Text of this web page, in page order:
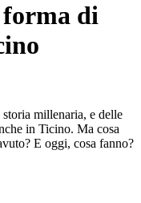
di
millenaria, e delle
in Ticino. Ma cosa
E oggi, cosa fanno?